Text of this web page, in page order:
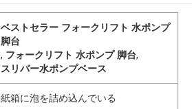
ベストセラー フォークリフト 水ポンプ
脚台
, フォークリフト 水ポンプ 脚台,
スリバー水ポンプベース
紙箱に泡を詰め込んでいる